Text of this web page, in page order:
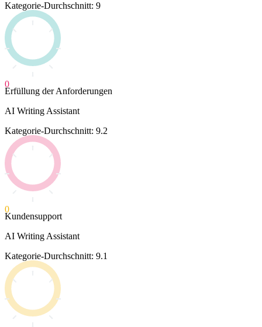
Kategorie-Durchschnitt: 9
0
Erfüllung der Anforderungen
AI Writing Assistant
Kategorie-Durchschnitt: 9.2
0
Kundensupport
AI Writing Assistant
Kategorie-Durchschnitt: 9.1